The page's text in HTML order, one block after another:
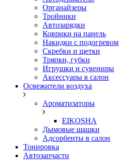
Органайзеры
Тройники
Автозарядки
Коврики на панель
Накидки с подогревом
Скребки и щетки
Тряпки, губки
Игрушки и сувениры
Аксессуары в салон
Освежители воздуха
Ароматизаторы
EIKOSHA
Дымовые шашки
Адсорбенты в салон
Тонировка
Автозапчасти